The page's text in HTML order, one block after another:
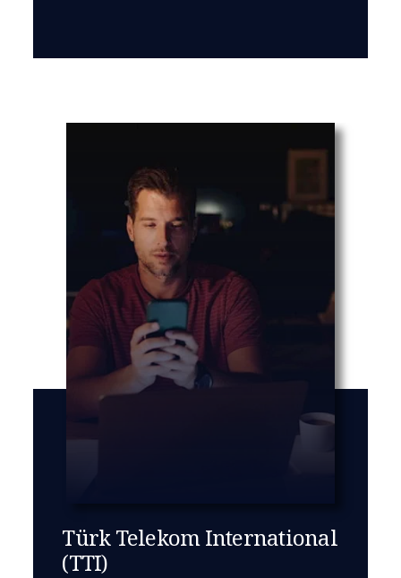
Türk Telekom International
(TTI)